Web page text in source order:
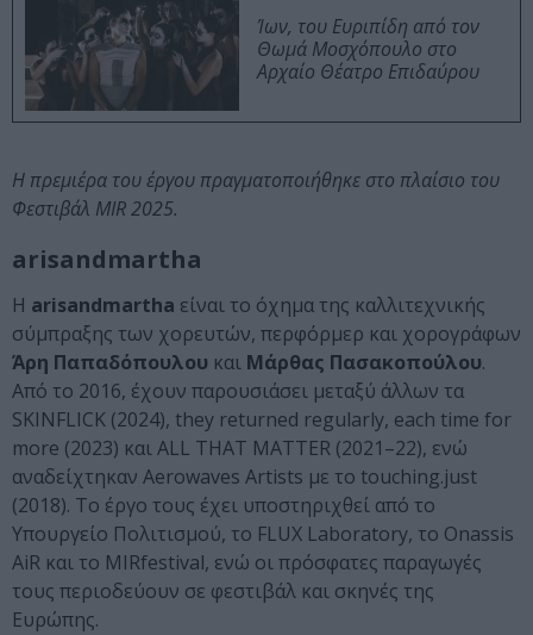
Ίων, του Ευριπίδη από τον
Θωμά Μοσχόπουλο στο
Αρχαίο Θέατρο Επιδαύρου
Η πρεμιέρα του έργου πραγματοποιήθηκε στο πλαίσιο του
Φεστιβάλ MIR 2025.
arisandmartha
Η arisandmartha είναι το όχημα της καλλιτεχνικής
σύμπραξης των χορευτών, περφόρμερ και χορογράφων
Άρη Παπαδόπουλου και Μάρθας Πασακοπούλου.
Από το 2016, έχουν παρουσιάσει μεταξύ άλλων τα
SKINFLICK (2024), they returned regularly, each time for
more (2023) και ALL THAT MATTER (2021–22), ενώ
αναδείχτηκαν Aerowaves Artists με το touching.just
(2018). Το έργο τους έχει υποστηριχθεί από το
Υπουργείο Πολιτισμού, το FLUX Laboratory, το Onassis
AiR και το MIRfestival, ενώ οι πρόσφατες παραγωγές
τους περιοδεύουν σε φεστιβάλ και σκηνές της
Ευρώπης.